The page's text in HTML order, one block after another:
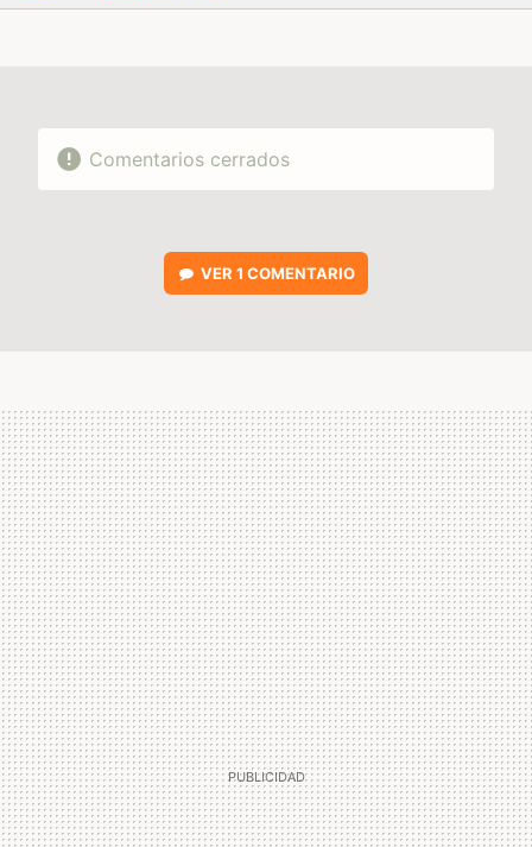
FACEBOOK
TWITTERFLIPBOARD
E-
WHATSAPP
Comentarios cerrados
VER 1 COMENTARIO